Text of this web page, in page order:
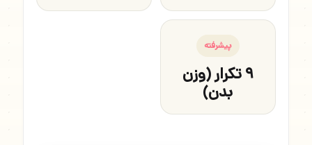
پیشرفته
۹ تکرار (وزن
بدن)